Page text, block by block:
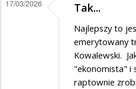
17/03/2026 Tak...
Najlepszy to
emerytowany
Kowalewski.
"ekonomista" i
raptownie